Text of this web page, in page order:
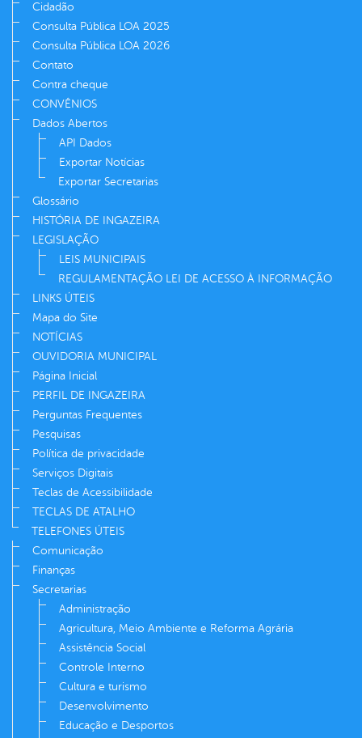
Cidadão
Consulta Pública LOA 2025
Consulta Pública LOA 2026
Contato
Contra cheque
CONVÊNIOS
Dados Abertos
API Dados
Exportar Notícias
Exportar Secretarias
Glossário
HISTÓRIA DE INGAZEIRA
LEGISLAÇÃO
LEIS MUNICIPAIS
REGULAMENTAÇÃO LEI DE ACESSO À INFORMAÇÃO
LINKS ÚTEIS
Mapa do Site
NOTÍCIAS
OUVIDORIA MUNICIPAL
Página Inicial
PERFIL DE INGAZEIRA
Perguntas Frequentes
Pesquisas
Política de privacidade
Serviços Digitais
Teclas de Acessibilidade
TECLAS DE ATALHO
TELEFONES ÚTEIS
Comunicação
Finanças
Secretarias
Administração
Agricultura, Meio Ambiente e Reforma Agrária
Assistência Social
Controle Interno
Cultura e turismo
Desenvolvimento
Educação e Desportos